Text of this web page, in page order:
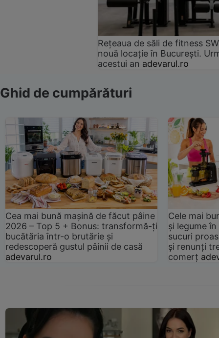
Rețeaua de săli de fitness
nouă locație în București.
acestui an adevarul.ro
Ghid de cumpărături
Cea mai bună mașină de făcut pâine
2026 – Top 5 + Bonus: transformă-ți
bucătăria într-o brutărie și
redescoperă gustul pâinii de casă
adevarul.ro
Cele mai
și legume
sucuri
și renunți
comerț